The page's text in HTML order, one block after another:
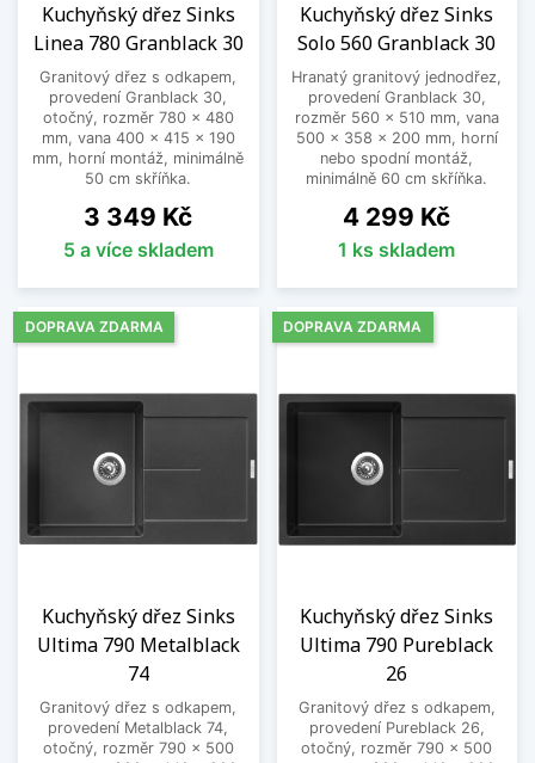
Kuchyňský dřez Sinks
Linea 780 Granblack 30
Granitový dřez s odkapem,
provedení Granblack 30,
otočný, rozměr 780 x 480
mm, vana 400 x 415 x 190
mm, horní montáž, minimálně
50 cm skříňka.
Cena
3 349 Kč
5 a více skladem
Kuchyňský dřez Sinks
Solo 560 Granblack 30
Hranatý granitový jednodřez,
provedení Granblack 30,
rozměr 560 x 510 mm, vana
500 x 358 x 200 mm, horní
nebo spodní montáž,
minimálně 60 cm skříňka.
Cena
4 299 Kč
1 ks skladem
Kuchyňský dřez Sinks
Ultima 790 Metalblack
74
Granitový dřez s odkapem,
provedení Metalblack 74,
otočný, rozměr 790 x 500
DOPRAVA ZDARMA
Kuchyňský dřez Sinks
Ultima 790 Pureblack
26
Granitový dřez s odkapem,
provedení Pureblack 26,
otočný, rozměr 790 x 500
DOPRAVA ZDARMA